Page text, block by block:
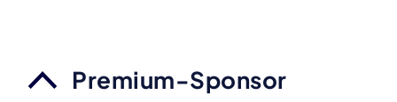
Premium-Sponsor